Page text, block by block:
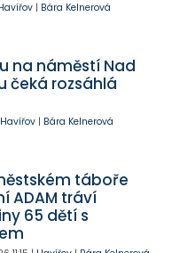
| Bára Kelnerová
na náměstí Nad
čeká rozsáhlá
Havířov| Bára Kelnerová
táboře
ADAM tráví
65 dětí s